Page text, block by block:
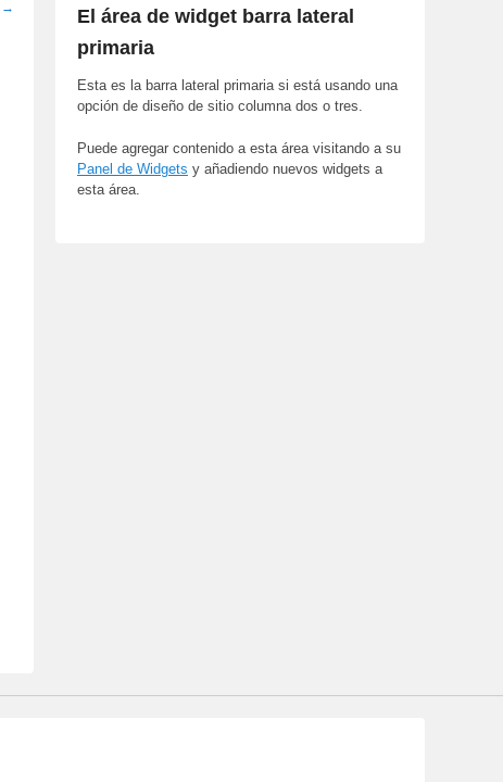
→
El área de widget barra lateral
primaria
Esta es la barra lateral primaria si está usando una
opción de diseño de sitio columna dos o tres.
Puede agregar contenido a esta área visitando a su
Panel de Widgets y añadiendo nuevos widgets a
esta área.